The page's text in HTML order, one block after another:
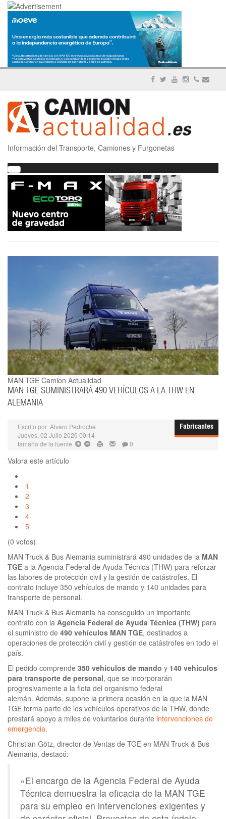
Información del Transporte, Camiones y Furgonetas
MAN TGE Camion Actualidad
MAN TGE SUMINISTRARÁ 490 VEHÍCULOS A LA THW EN
ALEMANIA
Fabricantes
Escrito por Alvaro Pedroche
Jueves, 02 Julio 2026 00:14
tamaño de la fuente
0
Valora este artículo
1
2
3
4
5
(0 votos)
MAN Truck & Bus Alemania suministrará 490 unidades de la MAN
TGE a la Agencia Federal de Ayuda Técnica (THW) para reforzar
las labores de protección civil y la gestión de catástrofes. El
contrato incluye 350 vehículos de mando y 140 unidades para
transporte de personal.
MAN Truck & Bus Alemania ha conseguido un importante
contrato con la Agencia Federal de Ayuda Técnica (THW) para
el suministro de 490 vehículos MAN TGE, destinados a
operaciones de protección civil y gestión de catástrofes en todo el
país.
El pedido comprende 350 vehículos de mando y 140 vehículos
para transporte de personal, que se incorporarán
progresivamente a la flota del organismo federal
alemán. Además, supone la primera ocasión en la que la MAN
TGE forma parte de los vehículos operativos de la THW, donde
prestará apoyo a miles de voluntarios durante intervenciones de
emergencia.
Christian Götz, director de Ventas de TGE en MAN Truck & Bus
Alemania, destacó:
«El encargo de la Agencia Federal de Ayuda
Técnica demuestra la eficacia de la MAN TGE
para su empleo en intervenciones exigentes y